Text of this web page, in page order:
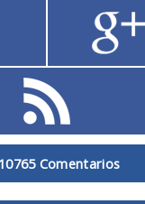
10765 Comentarios